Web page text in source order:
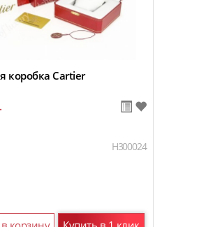
коробка Cartier
H300024